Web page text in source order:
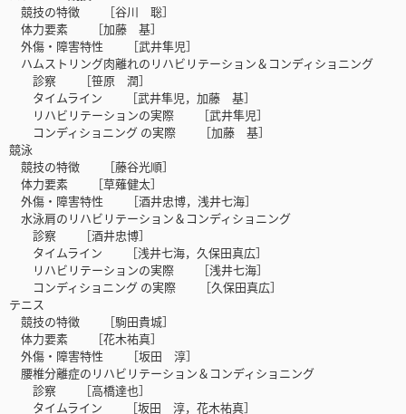
競技の特徴 ［谷川 聡］
体力要素 ［加藤 基］
外傷・障害特性 ［武井隼児］
ハムストリング肉離れのリハビリテーション＆コンディショニング
診察 ［笹原 潤］
タイムライン ［武井隼児，加藤 基］
リハビリテーションの実際 ［武井隼児］
コンディショニング の実際 ［加藤 基］
競泳
競技の特徴 ［藤谷光順］
体力要素 ［草薙健太］
外傷・障害特性 ［酒井忠博，浅井七海］
水泳肩のリハビリテーション＆コンディショニング
診察 ［酒井忠博］
タイムライン ［浅井七海，久保田真広］
リハビリテーションの実際 ［浅井七海］
コンディショニング の実際 ［久保田真広］
テニス
競技の特徴 ［駒田貴城］
体力要素 ［花木祐真］
外傷・障害特性 ［坂田 淳］
腰椎分離症のリハビリテーション＆コンディショニング
診察 ［高橋達也］
タイムライン ［坂田 淳，花木祐真］